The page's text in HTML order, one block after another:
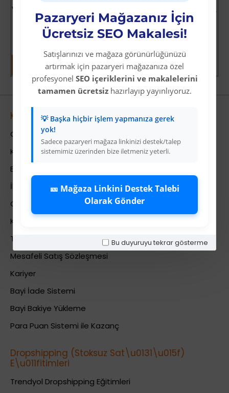
Pazaryeri Mağazanız İçin
Ücretsiz SEO Makalesi!
Satışlarınızı ve mağaza görünürlüğünüzü
artırmak için pazaryeri mağazanıza özel
profesyonel SEO içeriklerini ve makalelerini
tamamen ücretsizhazırlayıp yayınlıyoruz.
💡 Başka hiçbir işlem yapmanıza gerek
yok!
Sadece pazaryeri mağaza linkinizi destek/talep
sistemimiz üzerinden bize iletmeniz yeterli.
🎫 Mağaza Linkini Destek Talebi
Olarak Gönder
Bu duyuruyu tekrar gösterme
Üyelere Özel Fiyat
Üye Olunuz
Çiftlik Öyküleri - Kayıp Sürü
Üyelere Özel Fiyat
Üye Olunuz
Kurumsal
Colezium Hakkında
Kurumsal Bilgiler
Banka Hesab Bilgileri
İletişim
Gizlilik Politikası
Kullanıcı Sözleşmesi
Teslimat Bilgileri
Mesafeli Satış Sözleşmesi
Kariyer
Bayi İade Sistemi
Bayi Bakiye Yükleme
Para Puan Sistemi ile Kazanç
Dropshipping (Stoksuz Sat\u0131\u015f)
E\u011fitimleri
Trendyol Dropshipping Eğitimleri